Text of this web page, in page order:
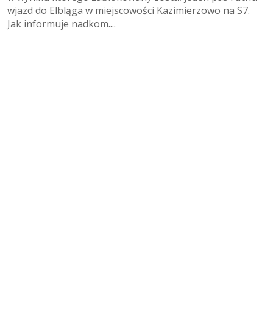
wjazd do Elbląga w miejscowości Kazimierzowo na S7.
Jak informuje nadkom....